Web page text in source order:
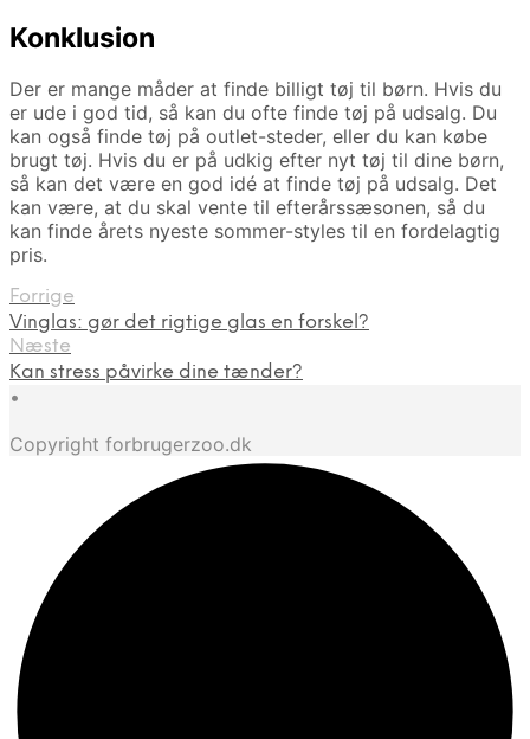
Konklusion
Der er mange måder at finde billigt tøj til børn. Hvis du
er ude i god tid, så kan du ofte finde tøj på udsalg. Du
kan også finde tøj på outlet-steder, eller du kan købe
brugt tøj. Hvis du er på udkig efter nyt tøj til dine børn,
så kan det være en god idé at finde tøj på udsalg. Det
kan være, at du skal vente til efterårssæsonen, så du
kan finde årets nyeste sommer-styles til en fordelagtig
pris.
Forrige
Vinglas: gør det rigtige glas en forskel?
Næste
Kan stress påvirke dine tænder?
•
Copyright forbrugerzoo.dk